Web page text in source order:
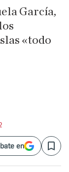
García,
«todo
en Save